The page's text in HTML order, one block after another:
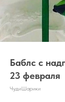
Баблс с
23 февраля
ЧудиШарики